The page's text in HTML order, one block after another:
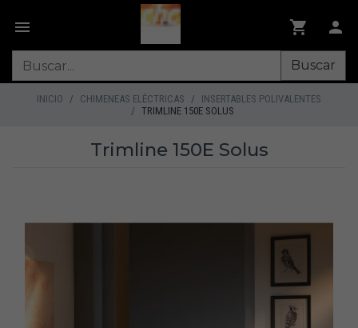
Buscar
INICIO CHIMENEAS ELÉCTRICAS
INSERTABLES POLIVALENTES
TRIMLINE 150E SOLUS
Trimline 150E Solus